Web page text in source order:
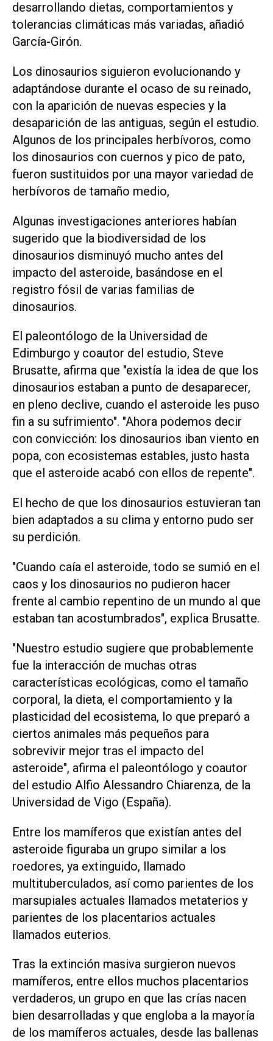
desarrollando dietas, comportamientos y
tolerancias climáticas más variadas, añadió
García-Girón.
Los dinosaurios siguieron evolucionando y
adaptándose durante el ocaso de su reinado,
con la aparición de nuevas especies y la
desaparición de las antiguas, según el estudio.
Algunos de los principales herbívoros, como
los dinosaurios con cuernos y pico de pato,
fueron sustituidos por una mayor variedad de
herbívoros de tamaño medio,
Algunas investigaciones anteriores habían
sugerido que la biodiversidad de los
dinosaurios disminuyó mucho antes del
impacto del asteroide, basándose en el
registro fósil de varias familias de
dinosaurios.
El paleontólogo de la Universidad de
Edimburgo y coautor del estudio, Steve
Brusatte, afirma que "existía la idea de que los
dinosaurios estaban a punto de desaparecer,
en pleno declive, cuando el asteroide les puso
fin a su sufrimiento". "Ahora podemos decir
con convicción: los dinosaurios iban viento en
popa, con ecosistemas estables, justo hasta
que el asteroide acabó con ellos de repente".
El hecho de que los dinosaurios estuvieran tan
bien adaptados a su clima y entorno pudo ser
su perdición.
"Cuando caía el asteroide, todo se sumió en el
caos y los dinosaurios no pudieron hacer
frente al cambio repentino de un mundo al que
estaban tan acostumbrados", explica Brusatte.
"Nuestro estudio sugiere que probablemente
fue la interacción de muchas otras
características ecológicas, como el tamaño
corporal, la dieta, el comportamiento y la
plasticidad del ecosistema, lo que preparó a
ciertos animales más pequeños para
sobrevivir mejor tras el impacto del
asteroide", afirma el paleontólogo y coautor
del estudio Alfio Alessandro Chiarenza, de la
Universidad de Vigo (España).
Entre los mamíferos que existían antes del
asteroide figuraba un grupo similar a los
roedores, ya extinguido, llamado
multituberculados, así como parientes de los
marsupiales actuales llamados metaterios y
parientes de los placentarios actuales
llamados euterios.
Tras la extinción masiva surgieron nuevos
mamíferos, entre ellos muchos placentarios
verdaderos, un grupo en que las crías nacen
bien desarrolladas y que engloba a la mayoría
de los mamíferos actuales, desde las ballenas